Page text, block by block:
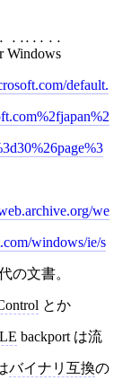
Windows
default.
we
windows/ie/s
の文書。
とか
backport は流
バイナリ互換の